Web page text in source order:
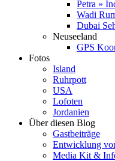
Petra »
Wadi
Dubai
Neuseeland
GPS
Fotos
Island
Ruhrpott
USA
Lofoten
Jordanien
Über diesen Blog
Gastbeiträge
Entwicklung
Media Kit &